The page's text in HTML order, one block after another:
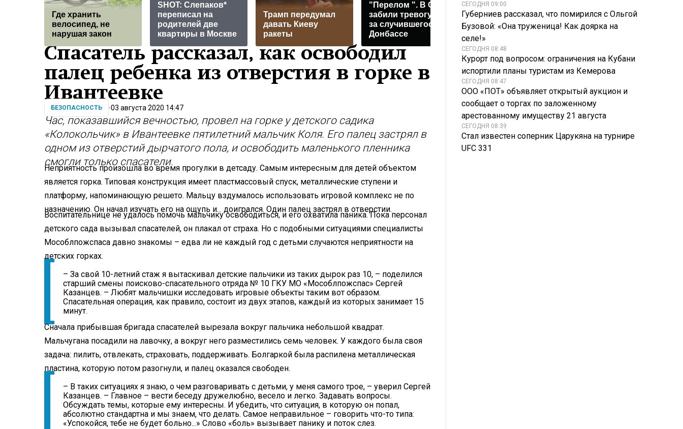
Где хранить
велосипед, не
нарушая закон
SHOT: Слепаков*
переписал на
родителей две
квартиры в Москве
Трамп передумал
давать Киеву
ракеты
"Перелом ". В США
забили тревогу из-
за случившегося в
Донбассе
Иноагент Борис
Надеждин* уехал в
страну НАТО
предвидел исход
главного мирового
Спасатель рассказал, как освободил
палец ребенка из отверстия в горке в
Ивантеевке
БЕЗОПАСНОСТЬ 03 августа 2020 14:47
Час, показавшийся вечностью, провел на горке у детского садика
«Колокольчик» в Ивантеевке пятилетний мальчик Коля. Его палец застрял в
одном из отверстий дырчатого пола, и освободить маленького пленника
смогли только спасатели.
Неприятность произошла во время прогулки в детсаду. Самым интересным для детей объектом
является горка. Типовая конструкция имеет пластмассовый спуск, металлические ступени и
платформу, напоминающую решето. Мальцу вздумалось использовать игровой комплекс не по
назначению. Он начал изучать его на ощупь и... доигрался. Один палец застрял в отверстии.
Воспитательнице не удалось помочь мальчику освободиться, и его охватила паника. Пока персонал
детского сада вызывал спасателей, он плакал от страха. Но с подобными ситуациями специалисты
Мособлпожспаса давно знакомы – едва ли не каждый год с детьми случаются неприятности на
детских горках.
– За свой 10-летний стаж я вытаскивал детские пальчики из таких дырок раз 10, – поделился
старший смены поисково-спасательного отряда № 10 ГКУ МО «Мособлпожспас» Сергей
Казанцев. – Любят мальчишки исследовать игровые объекты таким вот образом.
Спасательная операция, как правило, состоит из двух этапов, каждый из которых занимает 15
минут.
Сначала прибывшая бригада спасателей вырезала вокруг пальчика небольшой квадрат.
Мальчугана посадили на лавочку, а вокруг него разместились семь человек. У каждого была своя
задача: пилить, отвлекать, страховать, поддерживать. Болгаркой была распилена металлическая
пластина, которую потом разогнули, и палец оказался свободен.
– В таких ситуациях я знаю, о чем разговаривать с детьми, у меня самого трое, – уверил Сергей
Казанцев. – Главное – вести беседу дружелюбно, весело и легко. Задавать вопросы.
Обсуждать темы, которые ему интересны. И убедить, что ситуация, в которую он попал,
абсолютно стандартна и мы знаем, что делать. Самое неправильное – говорить что-то типа:
«Успокойся, тебе не будет больно...» Слово «боль» вызывает панику и поток слез.
СЕГОДНЯ 09:00
Губерниев рассказал, что помирился с Ольгой
Бузовой: «Она труженица! Как доярка на
селе!»
СЕГОДНЯ 08:48
Курорт под вопросом: ограничения на Кубани
испортили планы туристам из Кемерова
СЕГОДНЯ 08:47
ООО «ПОТ» объявляет открытый аукцион и
сообщает о торгах по заложенному
арестованному имуществу 21 августа
СЕГОДНЯ 08:39
Стал известен соперник Царукяна на турнире
UFC 331